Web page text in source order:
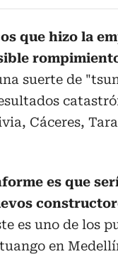
que hizo la
suerte de
Cáceres,
es que
es uno de los
en